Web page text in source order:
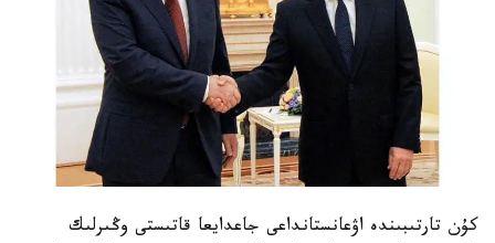
كۇن تارتىبىندە اۋعانستانداعى جاعدايعا قاتىستى وڭىرلىك